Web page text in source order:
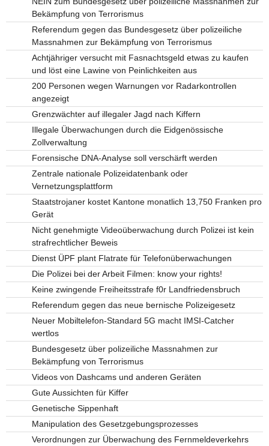
Bekämpfung von Terrorismus
Referendum gegen das Bundesgesetz über polizeiliche
Massnahmen zur Bekämpfung von Terrorismus
Achtjähriger versucht mit Fasnachtsgeld etwas zu kaufen
und löst eine Lawine von Peinlichkeiten aus
200 Personen wegen Warnungen vor Radarkontrollen
angezeigt
Grenzwächter auf illegaler Jagd nach Kiffern
Illegale Überwachungen durch die Eidgenössische
Zollverwaltung
Forensische DNA-Analyse soll verschärft werden
Zentrale nationale Polizeidatenbank oder
Vernetzungsplattform
Staatstrojaner kostet Kantone monatlich 13,750 Franken pro
Gerät
Nicht genehmigte Videoüberwachung durch Polizei ist kein
strafrechtlicher Beweis
Dienst ÜPF plant Flatrate für Telefonüberwachungen
Die Polizei bei der Arbeit Filmen: know your rights!
Keine zwingende Freiheitsstrafe f0r Landfriedensbruch
Referendum gegen das neue bernische Polizeigesetz
Neuer Mobiltelefon-Standard 5G macht IMSI-Catcher
wertlos
Bundesgesetz über polizeiliche Massnahmen zur
Bekämpfung von Terrorismus
Videos von Dashcams und anderen Geräten
Gute Aussichten für Kiffer
Genetische Sippenhaft
Manipulation des Gesetzgebungsprozesses
Verordnungen zur Überwachung des Fernmeldeverkehrs